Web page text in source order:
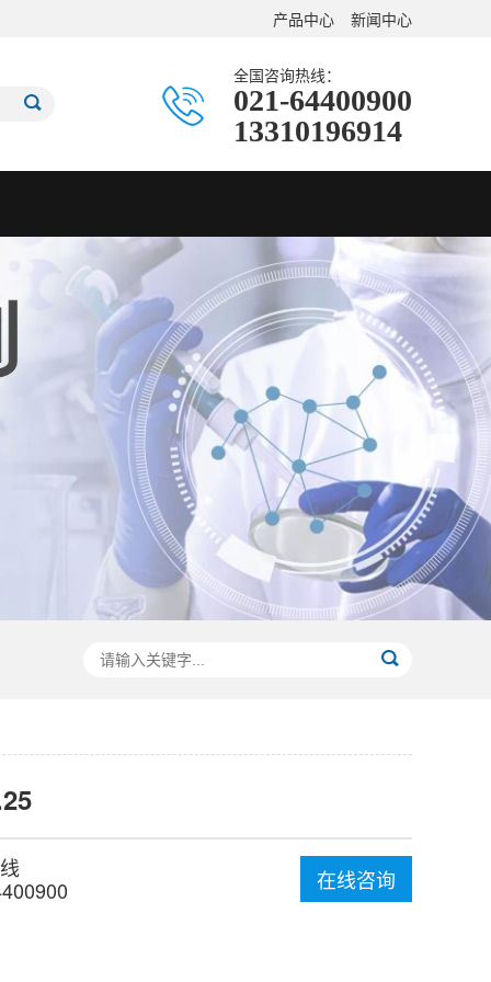
产品中心 新闻中心
全国咨询热线：
021-64400900
13310196914
在线咨询